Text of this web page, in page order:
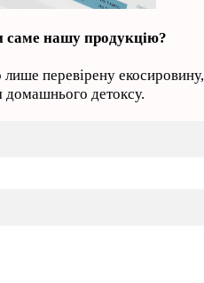
саме нашу продукцію?
перевірену
домашнього детоксу.